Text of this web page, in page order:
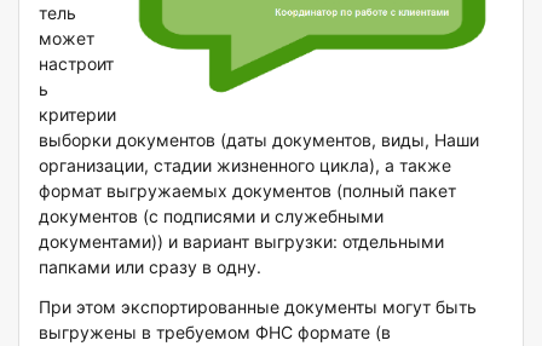
тель
может
настроит
ь
критерии
выборки документов (даты документов, виды, Наши
организации, стадии жизненного цикла), а также
формат выгружаемых документов (полный пакет
документов (с подписями и служебными
документами)) и вариант выгрузки: отдельными
папками или сразу в одну.
При этом экспортированные документы могут быть
выгружены в требуемом ФНС формате (в